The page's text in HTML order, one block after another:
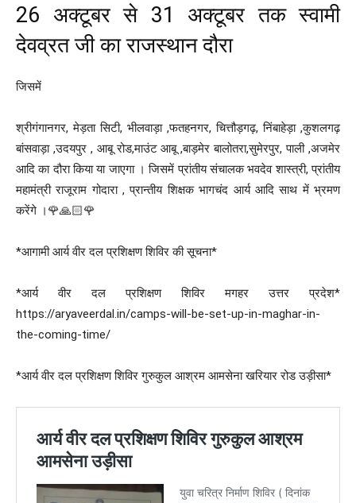
26 अक्टूबर से 31 अक्टूबर तक स्वामी
देवव्रत जी का राजस्थान दौरा
जिसमें
श्रीगंगानगर, मेड़ता सिटी, भीलवाड़ा ,फतहनगर, चित्तौड़गढ़, निंबाहेड़ा ,कुशलगढ़
बांसवाड़ा ,उदयपुर , आबू रोड,माउंट आबू ,बाड़मेर बालोतरा,सुमेरपुर, पाली ,अजमेर
आदि का दौरा किया या जाएगा । जिसमें प्रांतीय संचालक भवदेव शास्त्री, प्रांतीय
महामंत्री राजूराम गोदारा , प्रान्तीय शिक्षक भागचंद आर्य आदि साथ में भ्रमण
करेंगे ‌।🌹🙏🏻🌹
*आगामी आर्य वीर दल प्रशिक्षण शिविर की सूचना*
*आर्य वीर दल प्रशिक्षण शिविर मगहर उत्तर प्रदेश*
https://aryaveerdal.in/camps-will-be-set-up-in-maghar-in-
the-coming-time/
*आर्य वीर दल प्रशिक्षण शिविर गुरुकुल आश्रम आमसेना खरियार रोड उड़ीसा*